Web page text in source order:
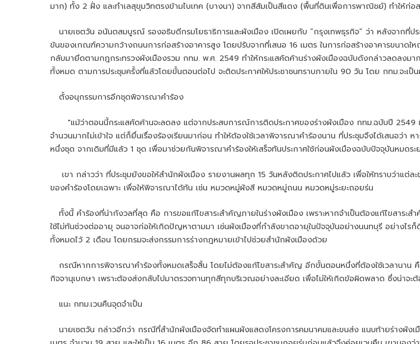
มาก) ทั้ง 2 ฝั่ง และทำเลสุขุมวิทตรงข้ามไบเทค (บางนา) จากสีส้มเป็นสีแดง (พื้นที่ดินเพื่อการพาณิชย์) ทำให้ก่อ
นายเชตวัน อนันตสมบูรณ์ รองอธิบดีกรมโยธาธิการและผังเมือง เปิดเผยกับ “กรุงเทพธุรกิจ” ว่า หลังจากที่ป
ข้นของเกณฑ์ความกว้างถนนการก่อสร้างอาคารสูง โดยปรับจากที่เสนอ 16 เมตร ในการก่อสร้างอาคารขนาด
กลับมายึดตามกฎกระทรวงผังเมืองรวม กทม. พ.ศ. 2549 ทำให้กระแสคัดค้านร่างผังเมืองฉบับดังกล่าวลดลงมา
ทั้งหมด ตามการประชุมครั้งที่แล้วโดยขั้นตอนต่อไป จะติดประกาศให้ประชาชนทราบภายใน 90 วัน โดย กทม.จะเ
ตั้งอนุกรรมการอีกชุดพิจารณาคำร้อง
"แม้ว่าตอนนี้กระแสคัดค้านจะลดลง แต่จากประสบการณ์การติดประกาศของร่างผังเมือง กทม.ฉบับปี 2549
จำนวนมากไม่เข้าใจ แต่ก็ยื่นเรื่องร้องเรียนมาก่อน ทำให้ต้องใช้เวลาพิจารณาคำร้องนาน ที่ประชุมจึงได้เสนอว่า
หนึ่งชุด จากเดิมที่มีแล้ว 1 ชุด เพื่อมาช่วยกันพิจารณาคำร้องให้เสร็จทันประกาศใช้ก่อนผังเมืองฉบับปัจจุบันหมดร
เขา กล่าวว่า ที่ประชุมยังขอให้สำนักผังเมือง รายงานผลทุก 15 วันหลังติดประกาศไปแล้ว เพื่อให้ทราบว่าแต่ละ
ของคำร้องโดยเฉพาะ เพื่อให้พิจารณาได้ทัน เช่น หมวดหมู่ผังสี หมวดหมู่ถนน หมวดหมู่ระยะถอยร่น
ทั้งนี้ คำร้องที่น่ากังวลที่สุด คือ การขอแก้ไขสาระสำคัญภายในร่างผังเมือง เพราะหากจำเป็นต้องแก้ไขสาระส
ใช้ไม่ทันช่วงต่ออายุ จนอาจก่อให้เกิดปัญหาตามมา เช่นผังเมืองที่กำลังขาดอายุในปัจจุบันอย่างนนทบุรี อย่างไร
ทั้งหมดไว้ 2 เดือน โดยกรมจะส่งกรรมการร่างกฎหมายเข้าไปช่วยสำนักผังเมืองด้วย
กรณีหากการพิจารณาคำร้องทั้งหมดเสร็จสิ้น โดยไม่ต้องแก้ไขสาระสำคัญ อีกขั้นตอนหนึ่งที่ต้องใช้เวลานาน
กิจจานุเบกษา เพราะต้องส่งกลับไปมาตรวจทานทุกสีทุกบริเวณอย่างละเอียด เพื่อไม่ให้เกิดข้อผิดพลาด ซึ่งน่าจะ
แนะ กทม.เวนคืนจุดจำเป็น
นายเชตวัน กล่าวอีกว่า กรณีที่สำนักผังเมืองจัดทำแผนผังแสดงโครงการคมนาคมและขนส่ง แนบท้ายร่างผังเ